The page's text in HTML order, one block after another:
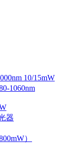
10/15mW
1060nm
器
）